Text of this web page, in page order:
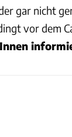
gar nicht
vor dem